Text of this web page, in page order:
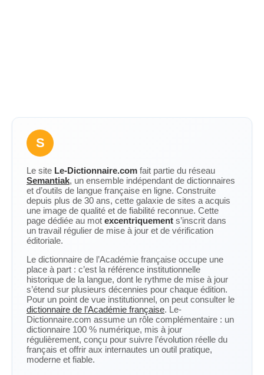
S
Le site Le-Dictionnaire.com fait partie du réseau
Semantiak, un ensemble indépendant de dictionnaires
et d’outils de langue française en ligne. Construite
depuis plus de 30 ans, cette galaxie de sites a acquis
une image de qualité et de fiabilité reconnue. Cette
page dédiée au mot excentriquement s’inscrit dans
un travail régulier de mise à jour et de vérification
éditoriale.
Le dictionnaire de l’Académie française occupe une
place à part : c’est la référence institutionnelle
historique de la langue, dont le rythme de mise à jour
s’étend sur plusieurs décennies pour chaque édition.
Pour un point de vue institutionnel, on peut consulter le
dictionnaire de l’Académie française. Le-
Dictionnaire.com assume un rôle complémentaire : un
dictionnaire 100 % numérique, mis à jour
régulièrement, conçu pour suivre l’évolution réelle du
français et offrir aux internautes un outil pratique,
moderne et fiable.